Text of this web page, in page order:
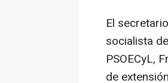
El
socialista
PSOECyL,
de